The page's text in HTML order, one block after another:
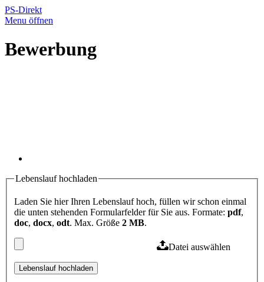
PS-Direkt
Menu öffnen
Bewerbung
Lebenslauf hochladen
Laden Sie hier Ihren Lebenslauf hoch, füllen wir schon einmal
die unten stehenden Formularfelder für Sie aus. Formate: pdf,
doc, docx, odt. Max. Größe 2 MB.
Datei auswählen